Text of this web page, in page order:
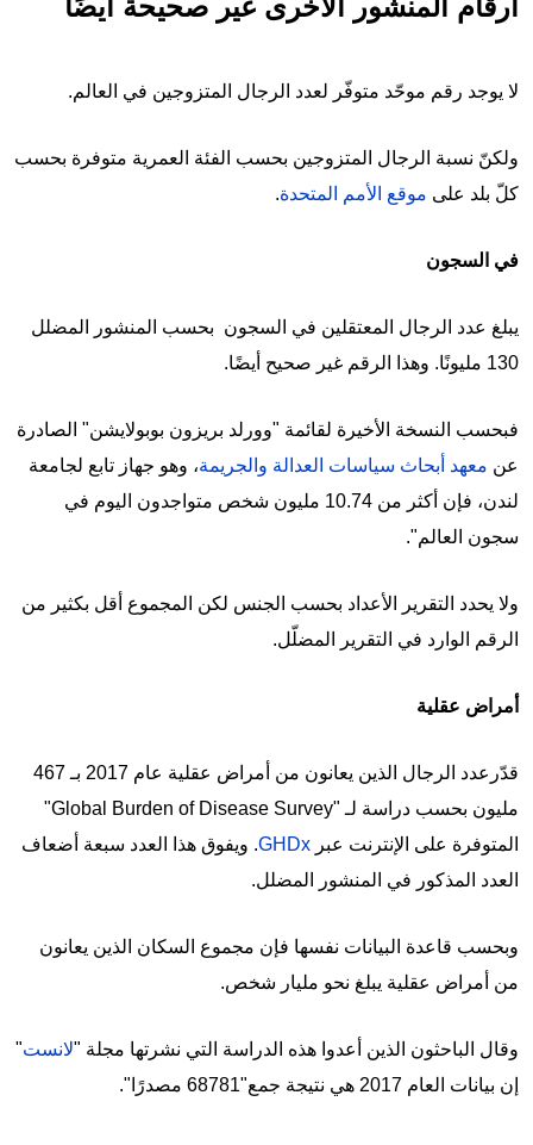
أرقام المنشور الأخرى غير صحيحة أيضًا
لا يوجد رقم موحّد متوفّر لعدد الرجال المتزوجين في العالم.
ولكنّ نسبة الرجال المتزوجين بحسب الفئة العمرية متوفرة بحسب
كلّ بلد على موقع الأمم المتحدة.
في السجون
يبلغ عدد الرجال المعتقلين في السجون بحسب المنشور المضلل
130 مليونًا. وهذا الرقم غير صحيح أيضًا.
فبحسب النسخة الأخيرة لقائمة "وورلد بريزون بوبولايشن" الصادرة
عن معهد أبحاث سياسات العدالة والجريمة، وهو جهاز تابع لجامعة
لندن، فإن أكثر من 10.74 مليون شخص متواجدون اليوم في
سجون العالم".
ولا يحدد التقرير الأعداد بحسب الجنس لكن المجموع أقل بكثير من
الرقم الوارد في التقرير المضلّل.
أمراض عقلية
قدّرعدد الرجال الذين يعانون من أمراض عقلية عام 2017 بـ 467
مليون بحسب دراسة لـ "Global Burden of Disease Survey"
المتوفرة على الإنترنت عبر GHDx. ويفوق هذا العدد سبعة أضعاف
العدد المذكور في المنشور المضلل.
وبحسب قاعدة البيانات نفسها فإن مجموع السكان الذين يعانون
من أمراض عقلية يبلغ نحو مليار شخص.
وقال الباحثون الذين أعدوا هذه الدراسة التي نشرتها مجلة "لانست"
إن بيانات العام 2017 هي نتيجة جمع"68781 مصدرًا".